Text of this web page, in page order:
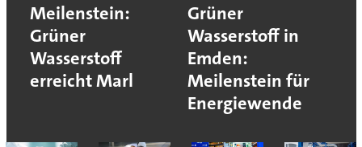
Meilenstein:
Grüner
Wasserstoff
erreicht Marl
Grüner
Wasserstoff in
Emden:
Meilenstein für
Energiewende